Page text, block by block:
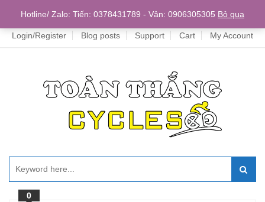
Home
Login/Register Blog posts Support Cart My Account
0
Hotline/ Zalo: Tiến: 0378431789 - Vân: 0906305305 Bỏ qua